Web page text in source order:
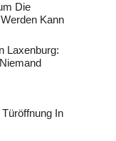
Die
Kann
Laxenburg:
In